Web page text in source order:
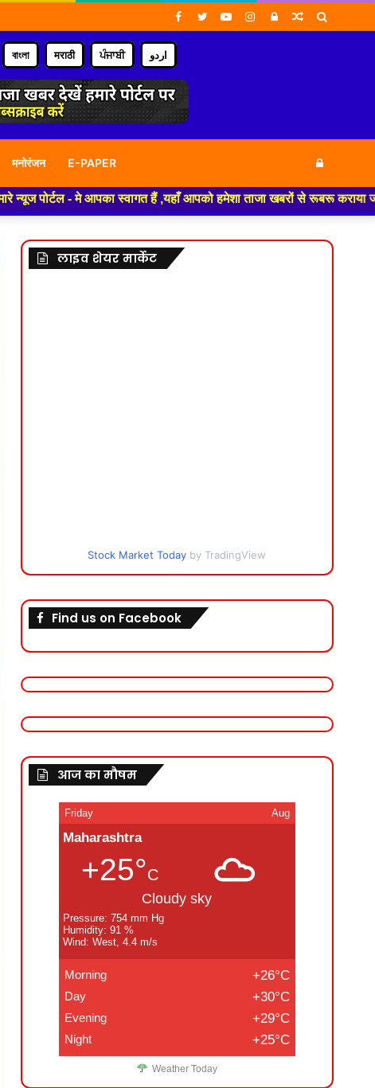
Random
Log
Instagram
YouTube
Twitter
Facebook
বাংলা मराठी ਪੰਜਾਬੀ اردو
मनोरंजन E-PAPER Log
In
- मे आपका स्वागत हैं ,यहाँ आपको हमेशा ताजा खबरों से रूबरू कराया जाएगा ,
लाइव शेयर मार्केट
Stock Market Today by TradingView
Find us on Facebook
आज का मौषम
Friday Aug
Maharashtra
+25°C
Cloudy sky
Pressure: 754 mm Hg
Humidity: 91 %
Wind: West, 4.4 m/s
Morning +26°C
Day +30°C
Evening +29°C
Night +25°C
Weather Today